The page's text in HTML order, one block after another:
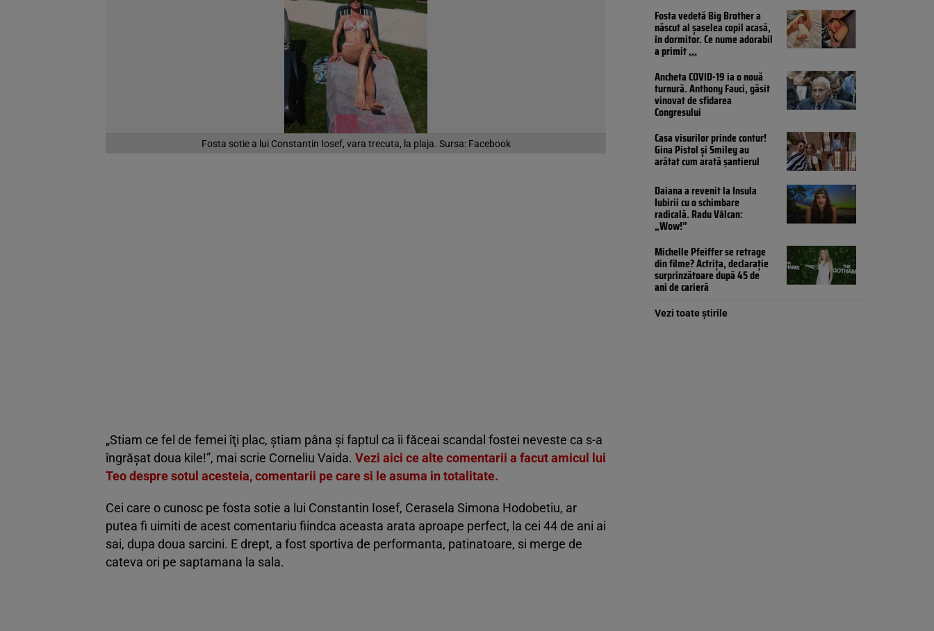
Fosta sotie a lui Constantin Iosef, vara trecuta, la plaja. Sursa: Facebook
„Stiam ce fel de femei îţi plac, ştiam pâna şi faptul ca îi făceai scandal fostei neveste ca s-a
îngrăşat doua kile!”, mai scrie Corneliu Vaida. Vezi aici ce alte comentarii a facut amicul lui
Teo despre sotul acesteia, comentarii pe care si le asuma in totalitate.
Cei care o cunosc pe fosta sotie a lui Constantin Iosef, Cerasela Simona Hodobetiu, ar
putea fi uimiti de acest comentariu fiindca aceasta arata aproape perfect, la cei 44 de ani ai
sai, dupa doua sarcini. E drept, a fost sportiva de performanta, patinatoare, si merge de
cateva ori pe saptamana la sala.
Fosta vedetă Big Brother a
născut al șaselea copil acasă,
în dormitor. Ce nume adorabil
a primit...
Ancheta COVID-19 ia o nouă
turnură. Anthony Fauci, găsit
vinovat de sfidarea
Congresului
Casa visurilor prinde contur!
Gina Pistol și Smiley au
arătat cum arată șantierul
Daiana a revenit la Insula
Iubirii cu o schimbare
radicală. Radu Vâlcan:
„Wow!”
Michelle Pfeiffer se retrage
din filme? Actrița, declarație
surprinzătoare după 45 de
ani de carieră
Vezi toate știrile